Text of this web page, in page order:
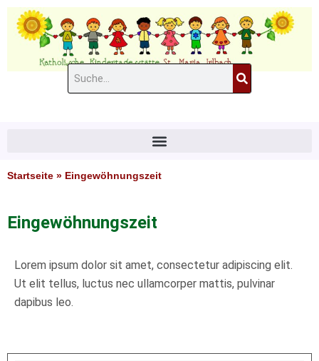
Zum
Inhalt
springen
Suche
Startseite » Eingewöhnungszeit
Eingewöhnungszeit
Lorem ipsum dolor sit amet, consectetur adipiscing elit.
Ut elit tellus, luctus nec ullamcorper mattis, pulvinar
dapibus leo.